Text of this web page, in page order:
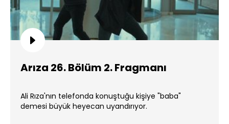
Arıza 26. Bölüm 2. Fragmanı
Ali Rıza'nın telefonda konuştuğu kişiye "baba"
demesi büyük heyecan uyandırıyor.